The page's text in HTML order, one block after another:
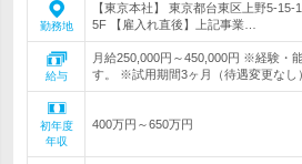
勤務地
【東京本社】 東京都台東区上野5-
5F 【雇入れ直後】上記事業…
給与
月給250,000円～450,000円 ※経験・
す。 ※試用期間3ヶ月（待遇変更なし）
初年度
年収
400万円～650万円